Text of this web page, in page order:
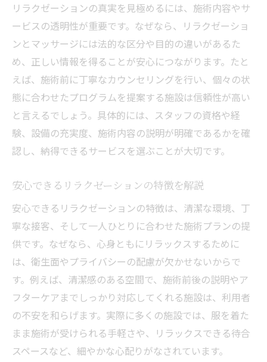
リラクゼーション施術の安全性を見極める
方法
資格や法的基準で安心なリラクゼーション
選択
リラクゼーションサロン選びで重視すべき
点
口コミと実績から見るリラクゼーションの
策
マッサージとリラクゼーションの違い解説
リラクゼーションとマッサージの違いを徹
底比較
リラクゼーション施術内容とマッサージの
特徴
法的な観点から見るリラクゼーションの区
別
リラクゼーションが適したシーンの見分け
方
リラクゼーションの真実を見極めるには、施術内容やサ
ービスの透明性が重要です。なぜなら、リラクゼーショ
ンとマッサージには法的な区分や目的の違いがあるた
め、正しい情報を得ることが安心につながります。たと
えば、施術前に丁寧なカウンセリングを行い、個々の状
態に合わせたプログラムを提案する施設は信頼性が高い
と言えるでしょう。具体的には、スタッフの資格や経
験、設備の充実度、施術内容の説明が明確であるかを確
認し、納得できるサービスを選ぶことが大切です。
安心できるリラクゼーションの特徴を解説
安心できるリラクゼーションの特徴は、清潔な環境、丁
寧な接客、そして一人ひとりに合わせた施術プランの提
供です。なぜなら、心身ともにリラックスするために
は、衛生面やプライバシーの配慮が欠かせないからで
す。例えば、清潔感のある空間で、施術前後の説明やア
フターケアまでしっかり対応してくれる施設は、利用者
の不安を和らげます。実際に多くの施設では、服を着た
まま施術が受けられる手軽さや、リラックスできる待合
スペースなど、細やかな心配りがなされています。